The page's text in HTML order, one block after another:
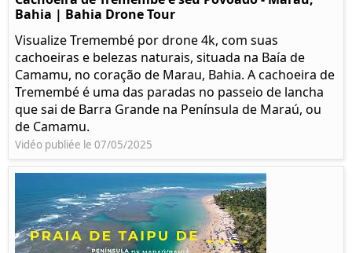
Bahia | Bahia Drone Tour
Visualize Tremembé por drone 4k, com suas
cachoeiras e belezas naturais, situada na Baía de
Camamu, no coração de Marau, Bahia. A cachoeira de
Tremembé é uma das paradas no passeio de lancha
que sai de Barra Grande na Península de Maraú, ou
de Camamu.
Vidéo publiée le 07/05/2025